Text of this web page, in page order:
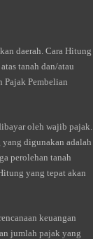
daerah. Cara Hitung
tanah dan/atau
Pajak Pembelian
oleh wajib pajak.
yang digunakan adalah
perolehan tanah
yang tepat akan
keuangan
jumlah pajak yang